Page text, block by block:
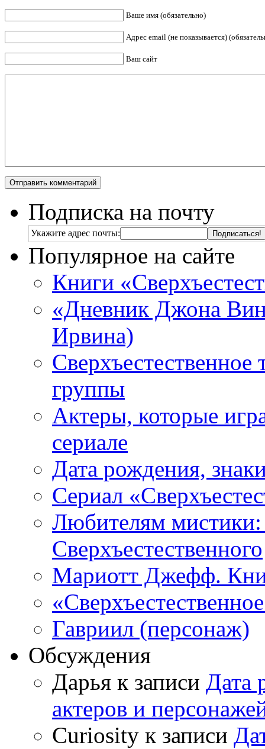
Ваше имя (обязательно)
Адрес email (не показывается)
Ваш сайт
Подписка на почту
Укажите адрес почты:
Популярное на сайте
Книги
«Дневник Джона
Ирвина)
Сверхъестественное
группы
Актеры, которые
сериале
Дата рождения,
Сериал
Любителям
Сверхъестественного
Мариотт Джефф.
Гавриил (персонаж)
Обсуждения
Дарья к записи Дата
актеров и
Curiosity к записи